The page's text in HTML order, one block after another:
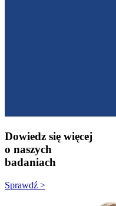
Dowiedz się więcej
o naszych
badaniach
Sprawdź >